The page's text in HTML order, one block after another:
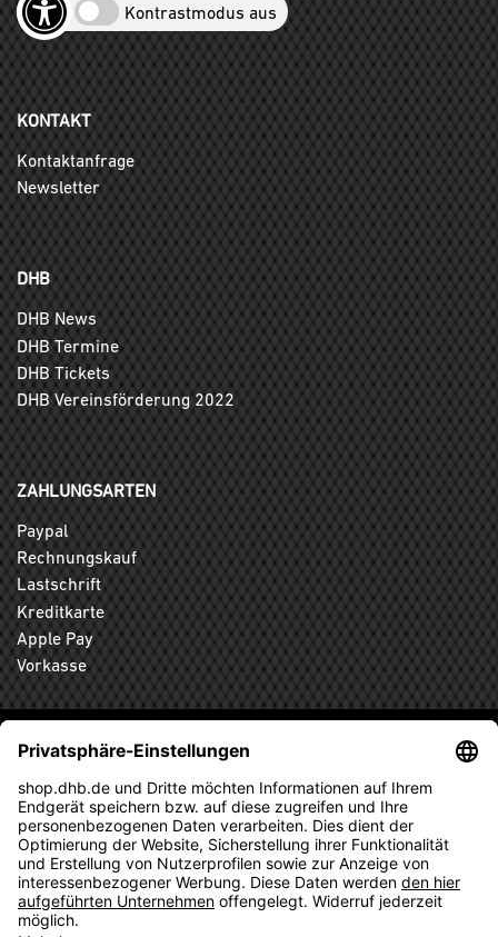
Kontrastmodus aus
KONTAKT
Kontaktanfrage
Newsletter
DHB
DHB News
DHB Termine
DHB Tickets
DHB Vereinsförderung 2022
ZAHLUNGSARTEN
Paypal
Rechnungskauf
Lastschrift
Kreditkarte
Apple Pay
Vorkasse
ABONNIEREN SIE DEN KOSTENLOSEN DHB-FANSHOP
NEWSLETTER UND VERPASSEN SIE KEINE NEUIGKEIT ODER
AKTION MEHR.
ANMELDEN